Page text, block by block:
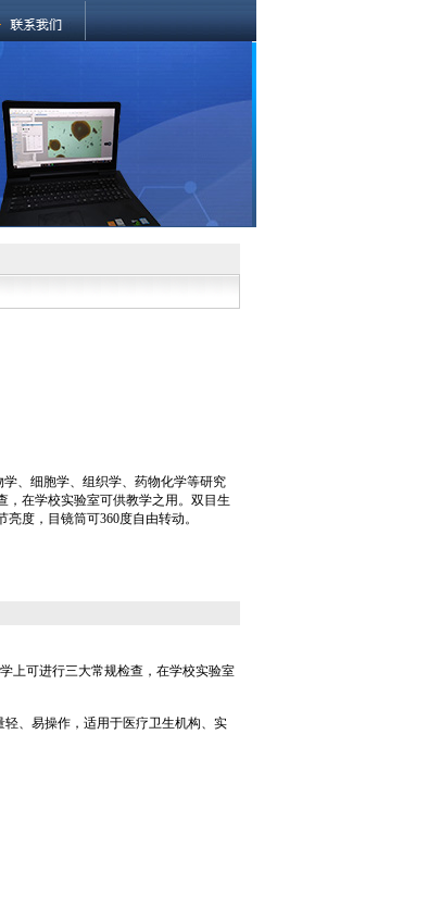
、细胞学、组织学、药物化学等研究
，在学校实验室可供教学之用。双目生
度，目镜筒可360度自由转动。
上可进行三大常规检查，在学校实验室
、易操作，适用于医疗卫生机构、实